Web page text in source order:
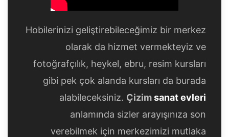
Hobilerinizi geliştirebileceğimiz bir merkez
olarak da hizmet vermekteyiz ve
fotoğrafçılık, heykel, ebru, resim kursları
gibi pek çok alanda kursları da burada
alabileceksiniz. Çizimsanat evleri
anlamında sizler arayışınıza son
verebilmek için merkezimizi mutlaka